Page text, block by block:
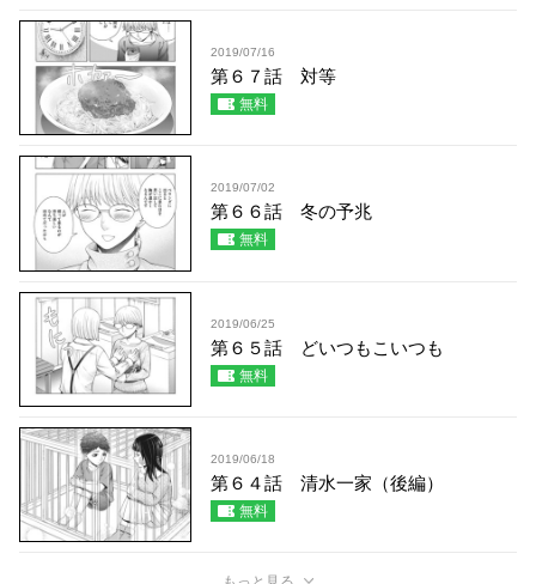
2019/07/16
第６７話 対等
無料
2019/07/02
第６６話 冬の予兆
無料
2019/06/25
第６５話 どいつもこいつも
無料
2019/06/18
第６４話 清水一家（後編）
無料